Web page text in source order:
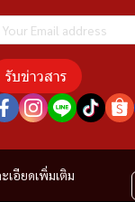
อียดเพิ่มเติม
รับข่าวสาร